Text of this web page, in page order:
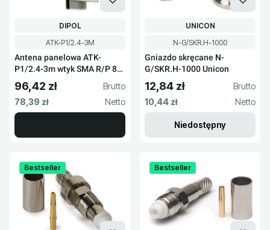
Kod produktu
ATK-P1/2.4-3M
Antena panelowa ATK-
P1/2.4-3m wtyk SMA R/P 8
dBi
PRODUCENT
DIPOL
Cena brutto
96,42 zł
Cena netto
78,39 zł
Kod produktu
N-G/SKR.H-1000
Gniazdo skręcane N-
G/SKR.H-1000 Unicon
PRODUCENT
UNICON
Cena brutto
12,84 zł
Cena netto
10,44 zł
Niedostępny
Bestseller Bestseller